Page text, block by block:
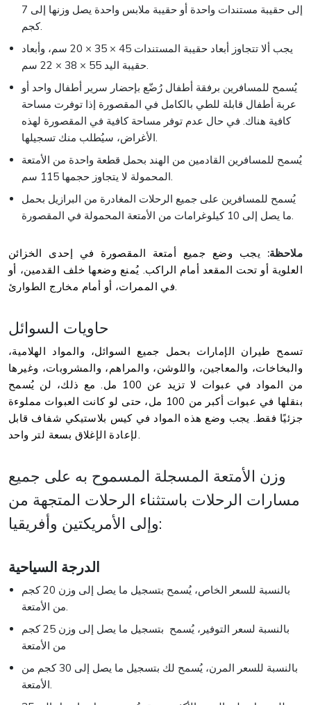
إلى حقيبة مستندات واحدة أو حقيبة ملابس واحدة يصل وزنها إلى 7
كجم.
يجب ألا تتجاوز أبعاد حقيبة المستندات 45 × 35 × 20 سم، وأبعاد
يُسمح للمسافرين برفقة أطفال رُضّع بإحضار سرير أطفال واحد أو
عربة أطفال قابلة للطي بالكامل في المقصورة إذا توفرت مساحة
كافية هناك. في حال عدم توفر مساحة كافية في المقصورة لهذه
يُسمح للمسافرين القادمين من الهند بحمل قطعة واحدة من الأمتعة
يُسمح للمسافرين على جميع الرحلات المغادرة من البرازيل بحمل
ملاحظة: يجب وضع جميع أمتعة المقصورة في إحدى الخزائن
العلوية أو تحت المقعد أمام الراكب. يُمنع وضعها خلف القدمين، أو
حاويات السوائل
تسمح طيران الإمارات بحمل جميع السوائل، والمواد الهلامية،
والبخاخات، والمعاجين، واللوشن، والمراهم، والمشروبات، وغيرها
من المواد في عبوات لا تزيد عن 100 مل. مع ذلك، لن يُسمح
بنقلها في عبوات أكبر من 100 مل، حتى لو كانت العبوات مملوءة
جزئيًا فقط. يجب وضع هذه المواد في كيس بلاستيكي شفاف قابل
وزن الأمتعة المسجلة المسموح به على جميع
مسارات الرحلات باستثناء الرحلات المتجهة من
وإلى الأمريكتين وأفريقيا:
الدرجة السياحية
بالنسبة للسعر الخاص، يُسمح بتسجيل ما يصل إلى وزن 20 كجم
بالنسبة لسعر التوفير، يُسمح بتسجيل ما يصل إلى وزن 25 كجم
من الأمتعة
بالنسبة للسعر المرن، يُسمح لك بتسجيل ما يصل إلى 30 كجم من